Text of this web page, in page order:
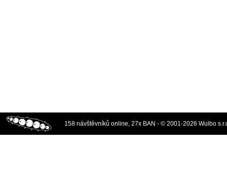
158 návštěvníků online, 27x BAN - © 2001-2026 Wulbo